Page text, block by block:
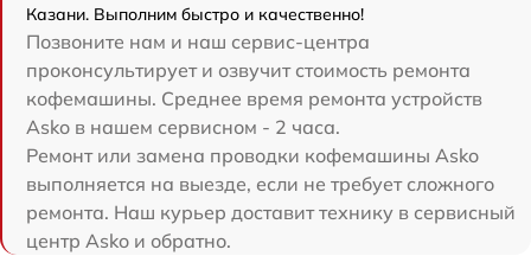
Казани. Выполним быстро и качественно!
Позвоните нам и наш сервис-центра
проконсультирует и озвучит стоимость ремонта
кофемашины. Среднее время ремонта устройств
Asko в нашем сервисном - 2 часа.
Ремонт или замена проводки кофемашины Asko
выполняется на выезде, если не требует сложного
ремонта. Наш курьер доставит технику в сервисный
центр Asko и обратно.